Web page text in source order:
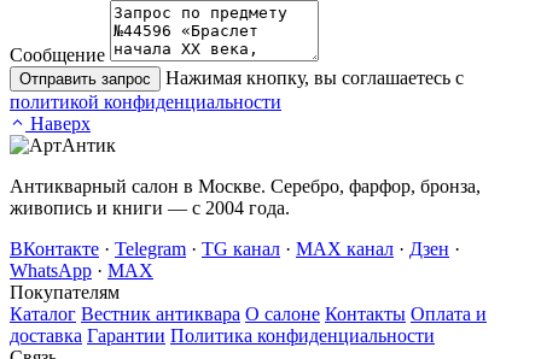
Сообщение
Отправить запрос
Нажимая кнопку, вы соглашаетесь с
политикой конфиденциальности
Наверх
Антикварный салон в Москве. Серебро, фарфор, бронза,
живопись и книги — с 2004 года.
ВКонтакте · Telegram · TG канал · MAX канал · Дзен ·
WhatsApp · MAX
Покупателям
Каталог Вестник антиквара О салоне Контакты Оплата и
доставка Гарантии Политика конфиденциальности